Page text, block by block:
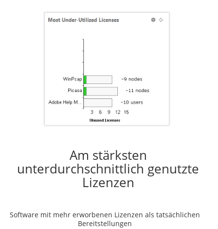
Am stärksten
unterdurchschnittlich genutzte
Lizenzen
Software mit mehr erworbenen Lizenzen als tatsächlichen
Bereitstellungen